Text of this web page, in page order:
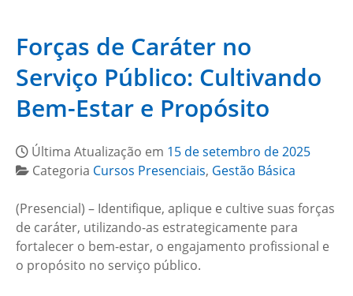
Forças de Caráter no
Serviço Público: Cultivando
Bem-Estar e Propósito
Última Atualização em 15 de setembro de 2025
Categoria Cursos Presenciais, Gestão Básica
(Presencial) – Identifique, aplique e cultive suas forças
de caráter, utilizando-as estrategicamente para
fortalecer o bem-estar, o engajamento profissional e
o propósito no serviço público.